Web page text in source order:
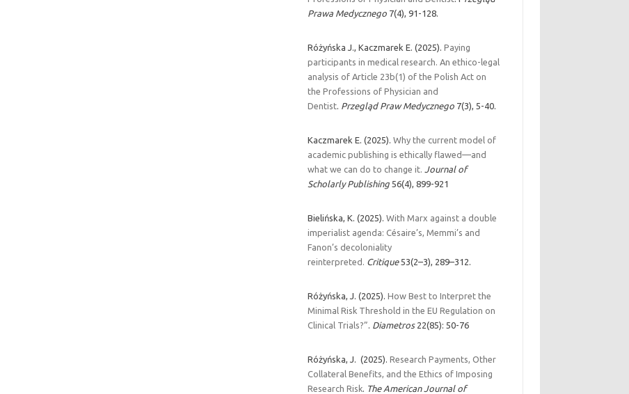
Prawa Medycznego 7(4), 91-128.
Różyńska J., Kaczmarek E. (2025).Paying
participants in medical research. An ethico-legal
analysis of Article 23b(1) of the Polish Act on
the Professions of Physician and
Dentist. Przegląd Praw Medycznego 7(3), 5-40.
Kaczmarek E. (2025).Why the current model of
academic publishing is ethically flawed—and
what we can do to change it. Journal of
Scholarly Publishing 56(4),899-921
Bielińska, K. (2025).With Marx against a double
imperialist agenda: Césaire’s, Memmi’s and
Fanon’s decoloniality
reinterpreted. Critique53(2–3), 289–312.
Różyńska, J. (2025).How Best to Interpret the
Minimal Risk Threshold in the EU Regulation on
Clinical Trials?”. Diametros 22(85): 50-76
Różyńska, J. (2025).Research Payments, Other
Collateral Benefits, and the Ethics of Imposing
Research Risk. The American Journal of